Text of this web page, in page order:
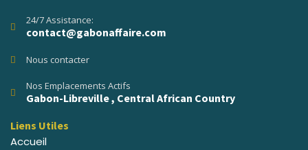
24/7 Assistance:
contact@gabonaffaire.com
Nous contacter
Nos Emplacements Actifs
Gabon-Libreville , Central African Country
Liens Utiles
Accueil